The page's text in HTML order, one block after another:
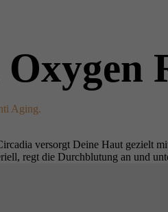
Aging.
versorgt Deine Haut gezielt
regt die Durchblutung an und